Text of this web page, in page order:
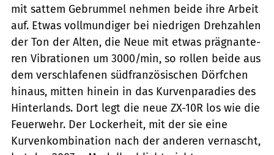
mit sattem Gebrummel nehmen beide ihre Arbeit
auf. Etwas vollmundiger bei niedrigen Drehzahlen
der Ton der Alten, die Neue mit etwas prägnan­te­
ren Vibrationen um 3000/min, so rollen beide aus
dem verschlafenen südfranzösischen Dörfchen
hinaus, mitten hinein in das Kurvenparadies des
Hinterlands. Dort legt die neue ZX-10R los wie die
Feuerwehr. Der Lockerheit, mit der sie eine
Kurvenkombination nach der anderen vernascht,